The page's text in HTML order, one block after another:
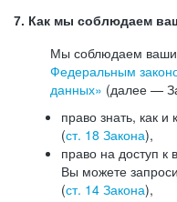
7. Как мы соблюдаем
Мы соблюдаем
Федеральным
данных» (далее —
право знать, как
(ст. 18 Закона),
право на доступ
Вы можете
(ст. 14 Закона),